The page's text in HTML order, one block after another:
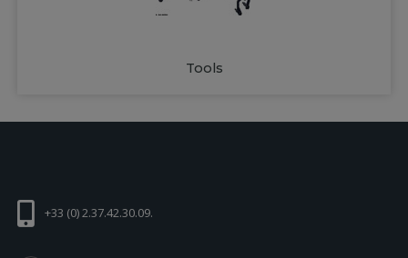
Tools
+33 (0) 2.37.42.30.09.